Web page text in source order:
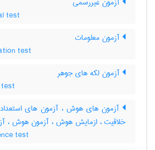
test
آزمون معلومات
test
آزمون لکه های جوهر
آزمون های هوش ، آزمون های
خلاقیت ، ازمایش هوش ، آزمون هوش ،
test